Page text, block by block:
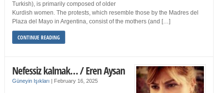
Turkish), is primarily composed of older
Kurdish women. The protests, which resemble those by the Madres del
Plaza del Mayo in Argentina, consist of the mothers (and […]
CONTINUE READING
Nefessiz kalmak… / Eren Aysan
Güneyin Işıkları | February 16, 2025